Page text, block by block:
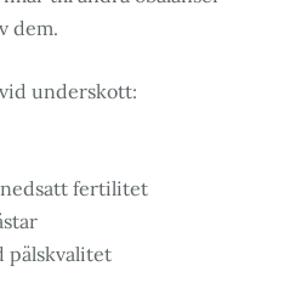
dem.
underskott:
fertilitet
pälskvalitet